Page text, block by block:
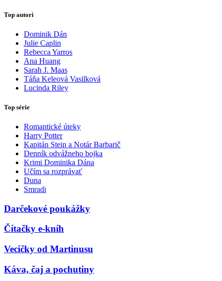
Top autori
Dominik Dán
Julie Caplin
Rebecca Yarros
Ana Huang
Sarah J. Maas
Táňa Keleová Vasilková
Lucinda Riley
Top série
Romantické úteky
Harry Potter
Kapitán Stein a Notár Barbarič
Denník odvážneho bojka
Krimi Dominika Dána
Učím sa rozprávať
Duna
Smradi
Darčekové poukážky
Čítačky e-kníh
Vecičky od Martinusu
Káva, čaj a pochutiny